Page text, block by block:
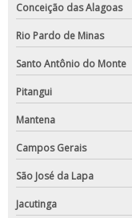
Conceição das Alagoas
Rio Pardo de Minas
Santo Antônio do Monte
Pitangui
Mantena
Campos Gerais
São José da Lapa
Jacutinga